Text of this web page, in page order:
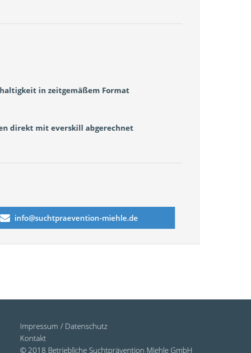
in zeitgemäßem Format
direkt mit everskill abgerechnet
info@suchtpraevention­-miehle.de
Impressum / Datenschutz
Kontakt
© 2018 Betriebliche Suchtprävention Miehle GmbH